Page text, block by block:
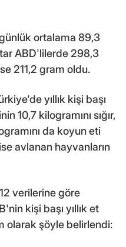
ortalama 89,3
ABD'lilerde 298,3
211,2 gram oldu.
yıllık kişi başı
10,7 kilogramını sığır,
da koyun eti
avlanan hayvanların
verilerine göre
kişi başı yıllık et
olarak şöyle belirlendi: